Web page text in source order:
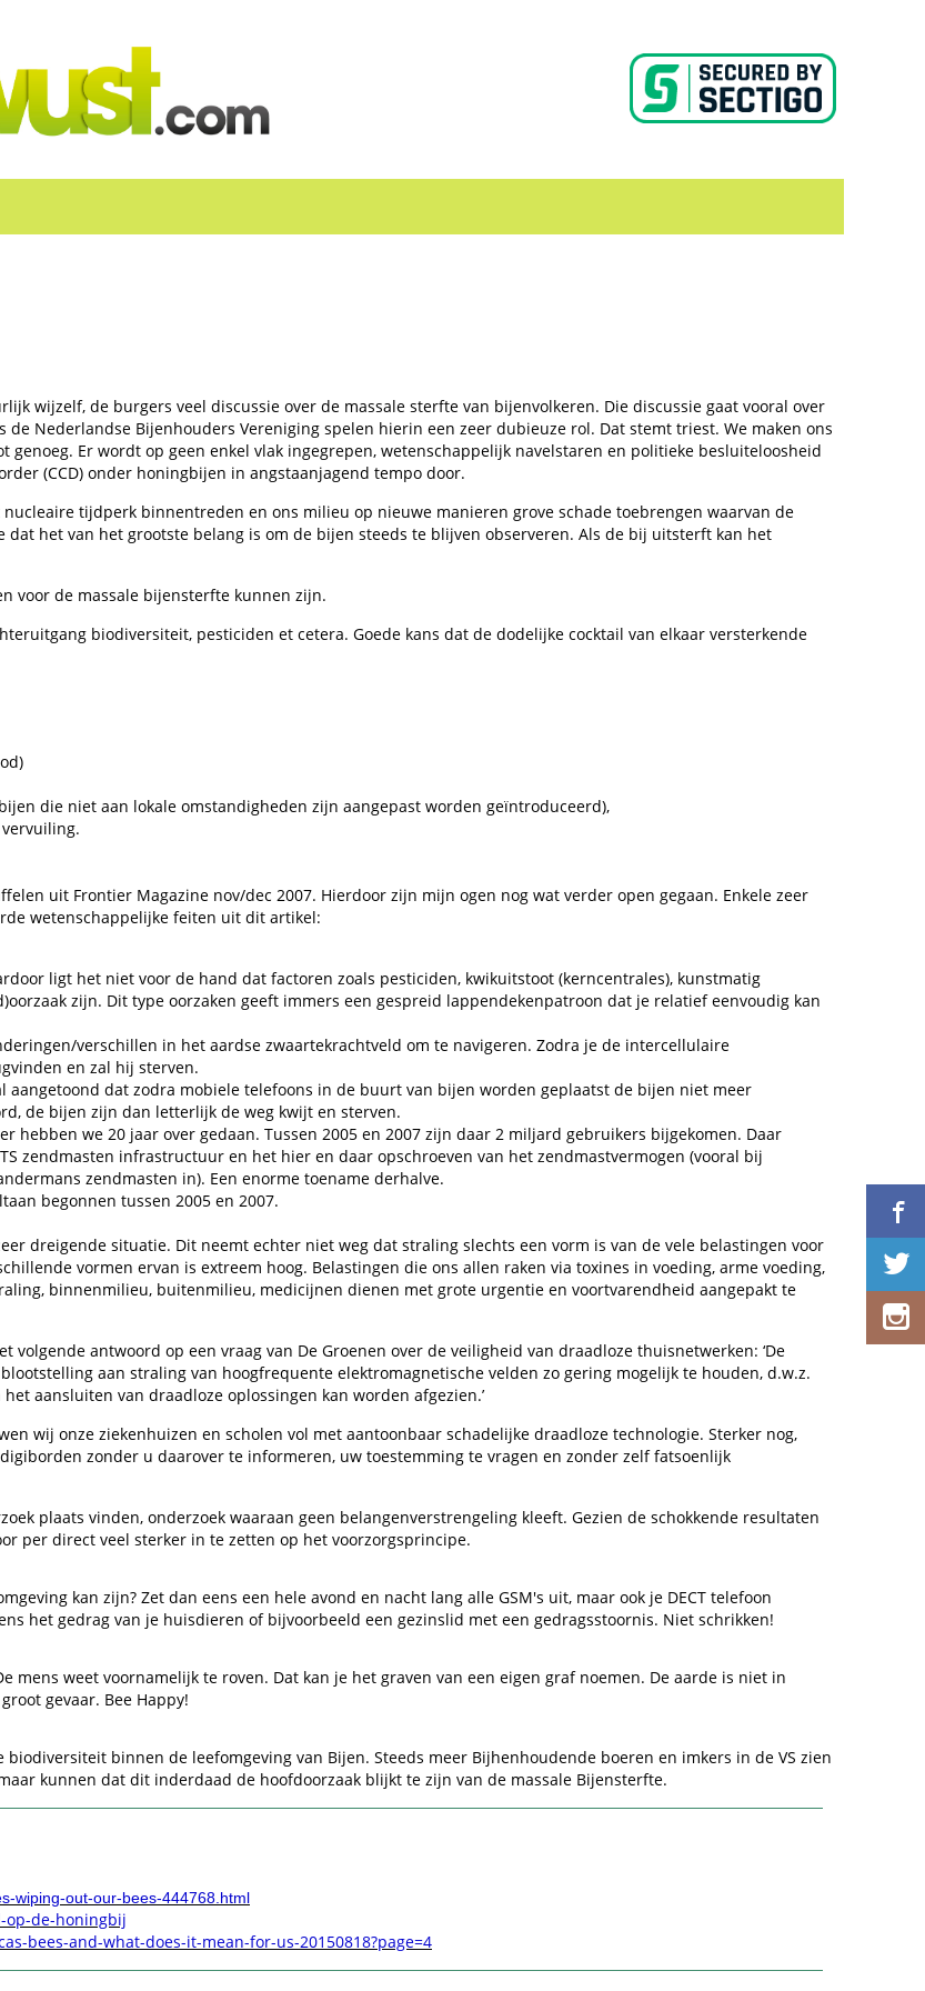
wijzelf, de burgers veel discussie over de massale sterfte van bijenvolkeren. Die discussie gaat vooral over
Nederlandse Bijenhouders Vereniging spelen hierin een zeer dubieuze rol. Dat stemt triest. We maken ons
Er wordt op geen enkel vlak ingegrepen, wetenschappelijk navelstaren en politieke besluiteloosheid
(CCD) onder honingbijen in angstaanjagend tempo door.
tijdperk binnentreden en ons milieu op nieuwe manieren grove schade toebrengen waarvan de
het van het grootste belang is om de bijen steeds te blijven observeren. Als de bij uitsterft kan het
voor de massale bijensterfte kunnen zijn.
biodiversiteit, pesticiden et cetera. Goede kans dat de dodelijke cocktail van elkaar versterkende
die niet aan lokale omstandigheden zijn aangepast worden geïntroduceerd),
uit Frontier Magazine nov/dec 2007. Hierdoor zijn mijn ogen nog wat verder open gegaan. Enkele zeer
wetenschappelijke feiten uit dit artikel:
ligt het niet voor de hand dat factoren zoals pesticiden, kwikuitstoot (kerncentrales), kunstmatig
zijn. Dit type oorzaken geeft immers een gespreid lappendekenpatroon dat je relatief eenvoudig kan
verschillen in het aardse zwaartekrachtveld om te navigeren. Zodra je de intercellulaire
en zal hij sterven.
aangetoond dat zodra mobiele telefoons in de buurt van bijen worden geplaatst de bijen niet meer
de bijen zijn dan letterlijk de weg kwijt en sterven.
hebben we 20 jaar over gedaan. Tussen 2005 en 2007 zijn daar 2 miljard gebruikers bijgekomen. Daar
zendmasten infrastructuur en het hier en daar opschroeven van het zendmastvermogen (vooral bij
zendmasten in). Een enorme toename derhalve.
begonnen tussen 2005 en 2007.
dreigende situatie. Dit neemt echter niet weg dat straling slechts een vorm is van de vele belastingen voor
vormen ervan is extreem hoog. Belastingen die ons allen raken via toxines in voeding, arme voeding,
binnenmilieu, buitenmilieu, medicijnen dienen met grote urgentie en voortvarendheid aangepakt te
antwoord op een vraag van De Groenen over de veiligheid van draadloze thuisnetwerken: ‘De
aan straling van hoogfrequente elektromagnetische velden zo gering mogelijk te houden, d.w.z.
aansluiten van draadloze oplossingen kan worden afgezien.’
wij onze ziekenhuizen en scholen vol met aantoonbaar schadelijke draadloze technologie. Sterker nog,
zonder u daarover te informeren, uw toestemming te vragen en zonder zelf fatsoenlijk
plaats vinden, onderzoek waaraan geen belangenverstrengeling kleeft. Gezien de schokkende resultaten
per direct veel sterker in te zetten op het voorzorgsprincipe.
kan zijn? Zet dan eens een hele avond en nacht lang alle GSM's uit, maar ook je DECT telefoon
het gedrag van je huisdieren of bijvoorbeeld een gezinslid met een gedragsstoornis. Niet schrikken!
mens weet voornamelijk te roven. Dat kan je het graven van een eigen graf noemen. De aarde is niet in
gevaar. Bee Happy!
binnen de leefomgeving van Bijen. Steeds meer Bijhenhoudende boeren en imkers in de VS zien
kunnen dat dit inderdaad de hoofdoorzaak blijkt te zijn van de massale Bijensterfte.
wiping-out-our-bees-444768.html
op-de-honingbij
bees-and-what-does-it-mean-for-us-20150818?page=4